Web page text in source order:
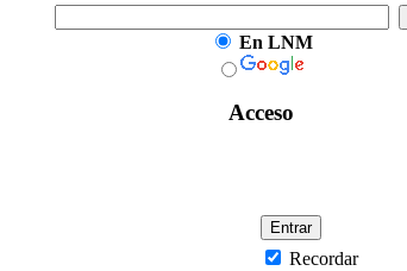
En LNM
Acceso
Recordar